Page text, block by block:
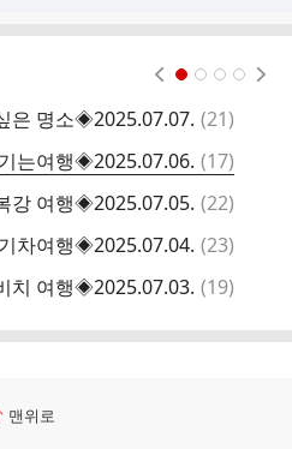
은 명소◈2025.07.07. 댓
(21)
는여행◈2025.07.06. 댓
글
(17)
강 여행◈2025.07.05. 댓
(22)
차여행◈2025.07.04. 댓
(23)
치 여행◈2025.07.03. 댓
(19)
맨위로